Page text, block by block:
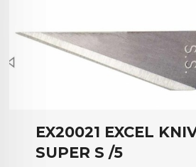
EX20021 EXCEL
SUPER S /5